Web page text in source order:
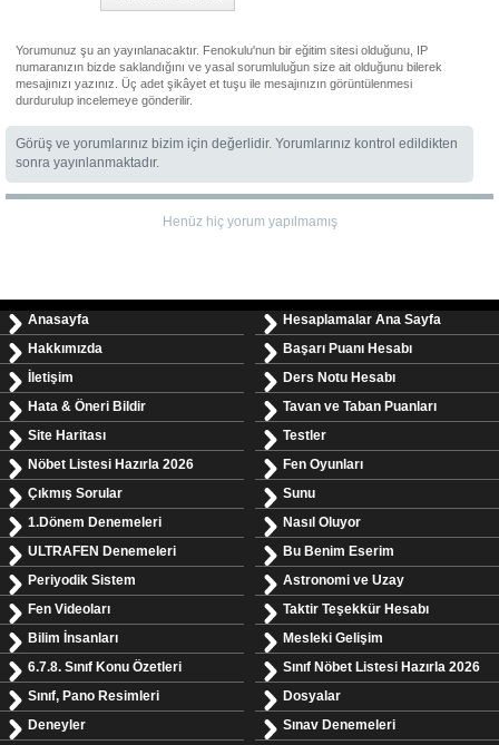
Yorumunuz şu an yayınlanacaktır. Fenokulu'nun bir eğitim sitesi olduğunu, IP
numaranızın bizde saklandığını ve yasal sorumluluğun size ait olduğunu bilerek
mesajınızı yazınız. Üç adet şikâyet et tuşu ile mesajınızın görüntülenmesi
durdurulup incelemeye gönderilir.
Görüş ve yorumlarınız bizim için değerlidir. Yorumlarınız kontrol edildikten
sonra yayınlanmaktadır.
Henüz hiç yorum yapılmamış
Anasayfa
Hakkımızda
İletişim
Hata & Öneri Bildir
Site Haritası
Nöbet Listesi Hazırla 2026
Çıkmış Sorular
1.Dönem Denemeleri
ULTRAFEN Denemeleri
Periyodik Sistem
Fen Videoları
Bilim İnsanları
6.7.8. Sınıf Konu Özetleri
Sınıf, Pano Resimleri
Deneyler
Hesaplamalar Ana Sayfa
Başarı Puanı Hesabı
Ders Notu Hesabı
Tavan ve Taban Puanları
Testler
Fen Oyunları
Sunu
Nasıl Oluyor
Bu Benim Eserim
Astronomi ve Uzay
Taktir Teşekkür Hesabı
Mesleki Gelişim
Sınıf Nöbet Listesi Hazırla 2026
Dosyalar
Sınav Denemeleri